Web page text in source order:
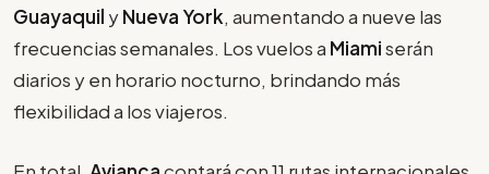
Guayaquil yNueva York, aumentando a nueve las
frecuencias semanales. Los vuelos a Miamiserán
diarios y en horario nocturno, brindando más
flexibilidad a los viajeros.